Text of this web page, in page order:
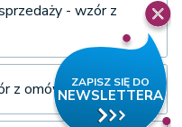
- wzór z
z omówieniem